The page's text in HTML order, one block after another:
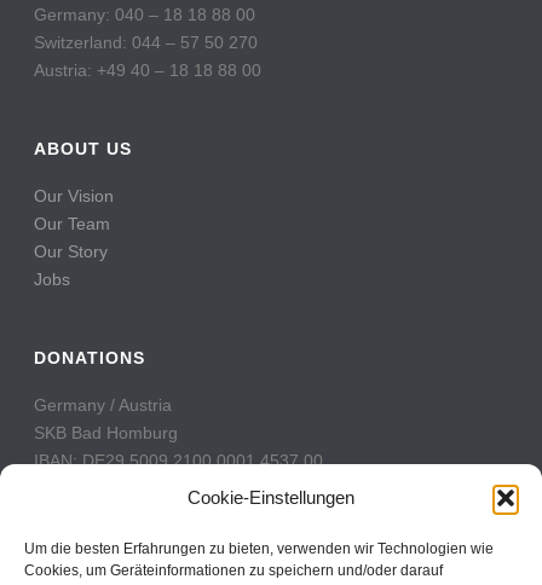
Cookie-Einstellungen
Um die besten Erfahrungen zu bieten, verwenden wir Technologien wie
Cookies, um Geräteinformationen zu speichern und/oder darauf
Germany: 040 – 18 18 88 00
Switzerland: 044 – 57 50 270
Austria: +49 40 – 18 18 88 00
ABOUT US
Our Vision
Our Team
Our Story
Jobs
DONATIONS
Germany / Austria
SKB Bad Homburg
IBAN: DE29 5009 2100 0001 4537 00
BIC: GENODE51BH2
Switzerland
PostFinance